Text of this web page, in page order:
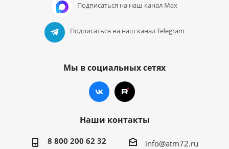
Подписаться на наш канал Max
Подписаться на наш канал Telegram
Мы в социальных сетях
Наши контакты
8 800 200 62 32 info@atm72.ru